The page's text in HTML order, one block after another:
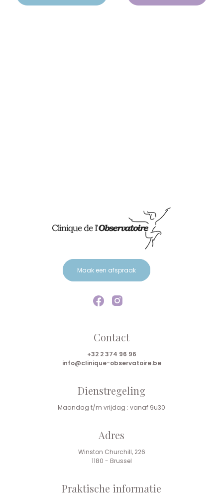
Maak een afspraak
Contact
+32 2 374 96 96
info@clinique-observatoire.be
Dienstregeling
Maandag t/m vrijdag : vanaf 9u30
Adres
Winston Churchill, 226
1180 - Brussel
Praktische informatie